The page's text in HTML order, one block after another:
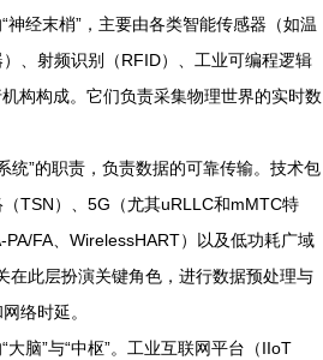
“神经末梢”，主要由各类智能传感器（如温
、射频识别（RFID）、工业可编程逻辑
构构成。它们负责采集物理世界的实时数
统”的职责，负责数据的可靠传输。技术包
TSN）、5G（尤其uRLLC和mMTC特
FA、WirelessHART）以及低功耗广域
在此层扮演关键角色，进行数据预处理与
络时延。
大脑”与“中枢”。工业互联网平台（IIoT